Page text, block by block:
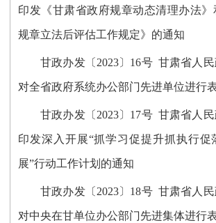
印发《甘肃省政府规章动态清理办法
规章立法后评估工作规定》的通知
甘政办发〔2023〕16号 甘肃省人
对全省政府系统办公部门先进单位进行
甘政办发〔2023〕17号 甘肃省人
印发深入开展“抓学习促提升抓执行促
展”行动工作计划的通知
甘政办发〔2023〕18号 甘肃省人
对中央在甘单位办公部门先进集体进行